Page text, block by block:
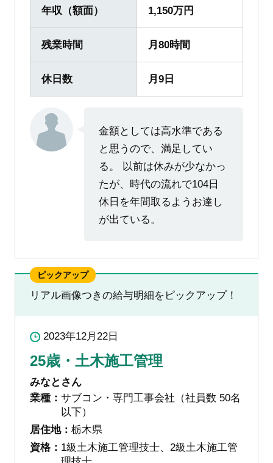
年収（額面） 1,150万円
残業時間 月80時間
休日数 月9日
金額としては高水準である
と思うので、満足してい
る。 以前は休みが少なかっ
たが、時代の流れで104日
休日を年間取るようお達し
が出ている。
ピックアップ
リアル画像つきの給与明細をピックアップ！
2023年12月22日
25歳・土木施工管理
みなとさん
業種： サブコン・専門工事会社（社員数 50名
以下）
居住地： 栃木県
資格： 1級土木施工管理技士、2級土木施工管